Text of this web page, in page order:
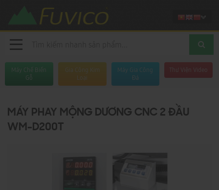
Máy Chế Biến
Gỗ
Gia Công Kim
Loại
Máy Gia Công
Đá
Thư Viện Video
MÁY PHAY MỘNG DƯƠNG CNC 2 ĐẦU
WM-D200T